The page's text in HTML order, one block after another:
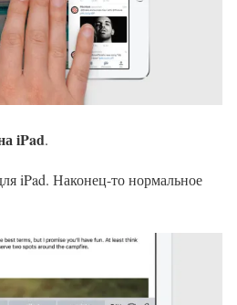
iPad.
iPad. Наконец-то нормальное